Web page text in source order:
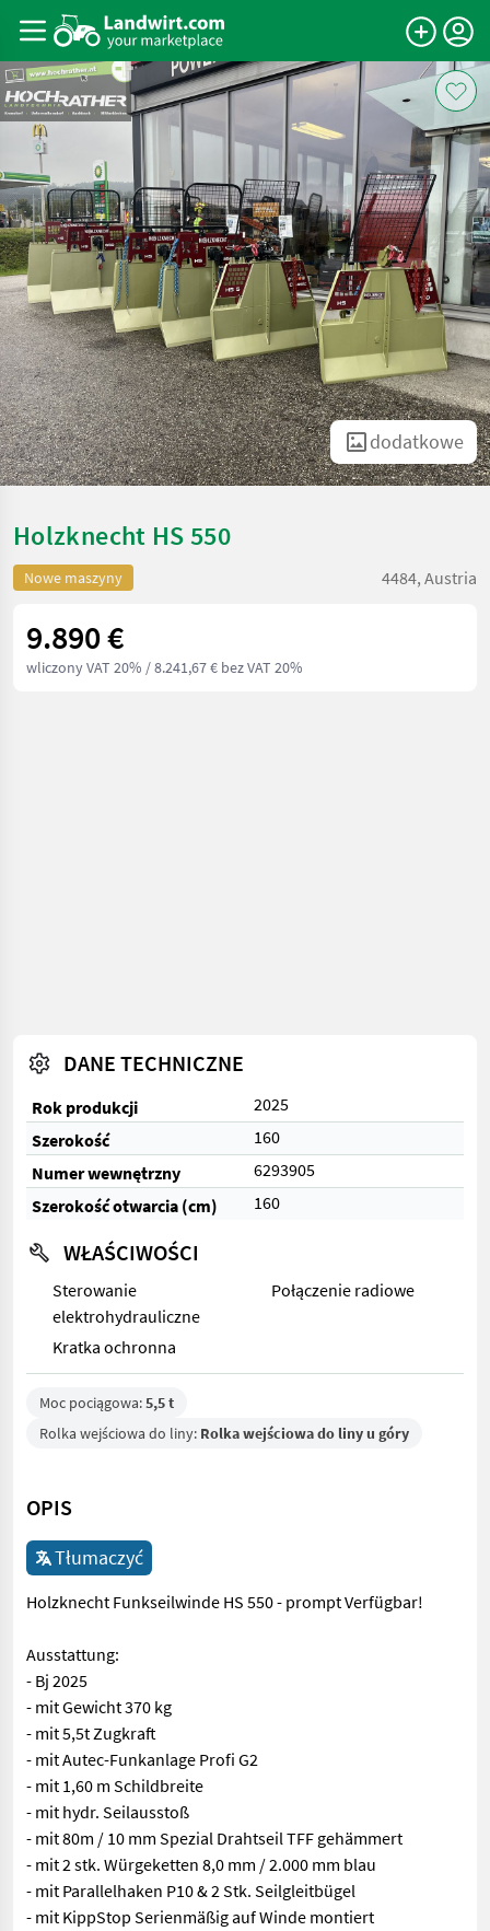
dodatkowe
Holzknecht HS 550
Nowe maszyny 4484, Austria
9.890 €
wliczony VAT 20% / 8.241,67 € bez VAT 20%
DANE TECHNICZNE
Rok produkcji
2025
Szerokość
160
Numer wewnętrzny
6293905
Szerokość otwarcia (cm)
160
WŁAŚCIWOŚCI
Sterowanie
elektrohydrauliczne
Połączenie radiowe
Kratka ochronna
Moc pociągowa:5,5 t
Rolka wejściowa do liny: Rolka wejściowa do liny u góry
OPIS
Tłumaczyć
Holzknecht Funkseilwinde HS 550 - prompt Verfügbar!
Ausstattung:
- Bj 2025
- mit Gewicht 370 kg
- mit 5,5t Zugkraft
- mit Autec-Funkanlage Profi G2
- mit 1,60 m Schildbreite
- mit hydr. Seilausstoß
- mit 80m / 10 mm Spezial Drahtseil TFF gehämmert
- mit 2 stk. Würgeketten 8,0 mm / 2.000 mm blau
- mit Parallelhaken P10 & 2 Stk. Seilgleitbügel
- mit KippStop Serienmäßig auf Winde montiert